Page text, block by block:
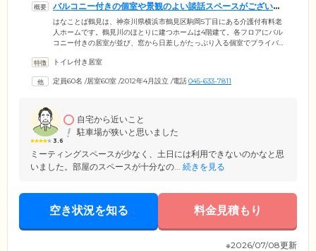
バルコニー付きの個室や景観のよい談話スペースがございま
す
はなことば鶴見は、神奈川県横浜市鶴見区駒岡5丁目にある介護付有料老
人ホームです。鶴見川のほとりに建つホームは4階建て。各フロアにバル
コニー付きの居室が並び、窓から日差しがたっぷり入る個室でプライバ
用電動ベッドや冷暖房、トイレ、温水器付洗面所を完備。緊急時用のナ
タッフが駆け付けます。また、談話コーナーからの景観のよさが当ホー
トイレ付き居室
定員60名 /居室60室 /2012年4月設立 /電話045-633-7811
3.6
自宅から近いこと
駐車場が狭いと思いました
ミーティングスペースが少なく、土日には利用できないのかなと思
いました。部屋のスペースが十分なの... 続きを見る
空き状況を知る 料金見積もり
※2026/07/08更新